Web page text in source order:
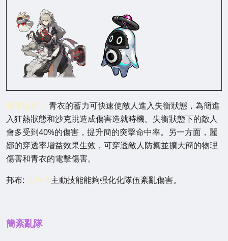
團隊協作： 青衣的蓄力可快速使敵人進入失衡狀態，為簡進
入狂熱狀態和沙克跳造成傷害造就時機。失衡狀態下的敵人
會多受到40%的傷害，提升簡的突擊命中率。另一方面，麗
娜的穿透率增益效果生效，可穿透敵人防禦並擴大簡的物理
傷害和青衣的電擊傷害。
邦布: 共鳴布主動技能能夠强化化隊伍紊亂傷害。
簡紊亂隊